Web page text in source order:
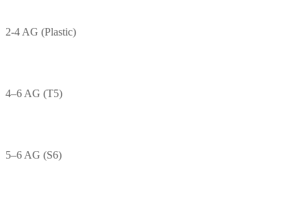
2-4 AG (Plastic)
4–6 AG (T5)
5–6 AG (S6)